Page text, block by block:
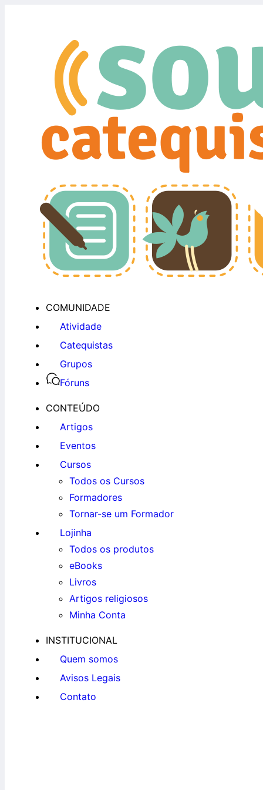
COMUNIDADE
Atividade
Catequistas
Grupos
Fóruns
CONTEÚDO
Artigos
Eventos
Cursos
Todos os Cursos
Formadores
Tornar-se um Formador
Lojinha
Todos os produtos
eBooks
Livros
Artigos religiosos
Minha Conta
INSTITUCIONAL
Quem somos
Avisos Legais
Contato